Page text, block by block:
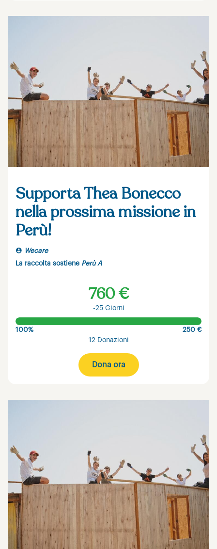
Supporta Thea Bonecco
nella prossima missione in
Perù!
Wecare
La raccolta sostiene Perù A
760 €
-25 Giorni
100%
250 €
12 Donazioni
Dona ora